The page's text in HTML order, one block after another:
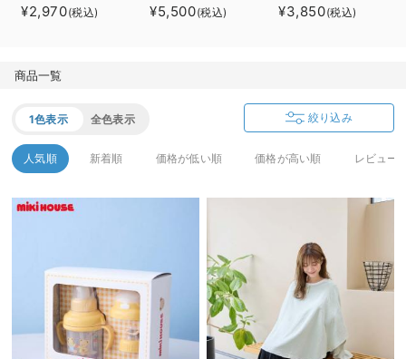
ハレの日に着るANGELIEBEのセレモニー
親子コーデ｜ママとベビーにおすすめ！
便利な育児家電
Gift Selection 出産祝い
保育園・入園準備特集
ファルスカ
デロンギ
¥2,970(税込) ¥5,500(税込) ¥3,850(税込)
商品一覧
1色表示 全色表示 絞り込み
人気順 新着順 価格が低い順 価格が高い順 レビュー